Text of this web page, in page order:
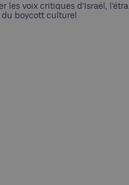
les voix critiques d’Israël,
du boycott culturel